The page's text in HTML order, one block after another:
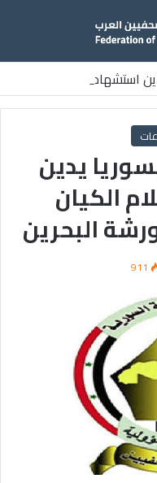
استشهاد
وسط قطاع غزة
يدين
الكيان
البحرين
911